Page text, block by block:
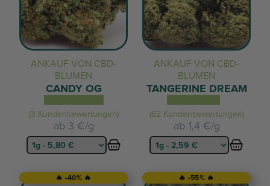
ANKAUF VON CBD-
BLUMEN
CANDY OG
(3 Kundenbewertungen)
ab 3 €/g
ANKAUF VON CBD-
BLUMEN
TANGERINE DREAM
(62 Kundenbewertungen)
ab 1,4 €/g
🔥 -40% 🔥 🔥 -55% 🔥